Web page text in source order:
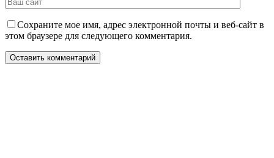
Сохраните мое имя, адрес электронной почты и веб-сайт в
этом браузере для следующего комментария.